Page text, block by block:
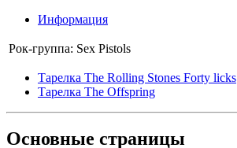
Информация
Рок-группа: Sex Pistols
Тарелка The Rolling Stones Forty licks
Тарелка The Offspring
Основные страницы